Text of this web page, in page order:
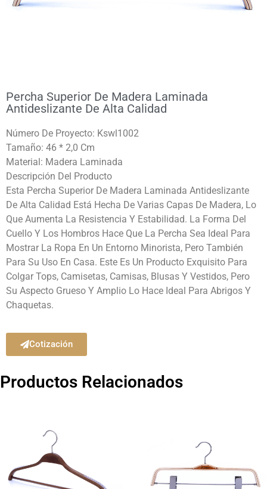
Percha Superior De Madera Laminada
Antideslizante De Alta Calidad
Número De Proyecto: Kswl1002
Tamaño: 46 * 2,0 Cm
Material: Madera Laminada
Descripción Del Producto
Esta Percha Superior De Madera Laminada Antideslizante
De Alta Calidad Está Hecha De Varias Capas De Madera, Lo
Que Aumenta La Resistencia Y Estabilidad. La Forma Del
Cuello Y Los Hombros Hace Que La Percha Sea Ideal Para
Mostrar La Ropa En Un Entorno Minorista, Pero También
Para Su Uso En Casa. Este Es Un Producto Exquisito Para
Colgar Tops, Camisetas, Camisas, Blusas Y Vestidos, Pero
Su Aspecto Grueso Y Amplio Lo Hace Ideal Para Abrigos Y
Chaquetas.
Cotización
Productos Relacionados